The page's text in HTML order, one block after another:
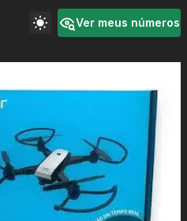
Ver meus números